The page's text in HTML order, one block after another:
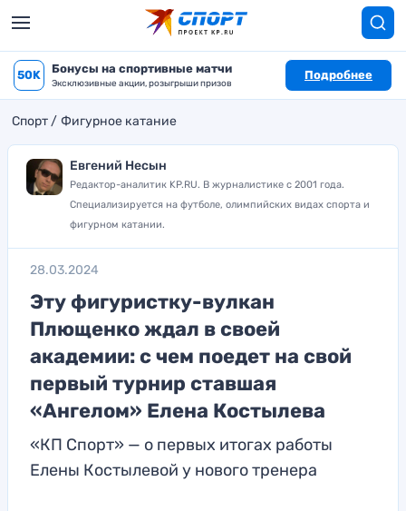
50K Бонусы на спортивные матчи
Эксклюзивные акции, розыгрыши призов
Подробнее
Спорт Фигурное катание
Евгений Несын
Редактор-аналитик KP.RU. В журналистике с 2001 года.
Специализируется на футболе, олимпийских видах спорта и
фигурном катании.
28.03.2024
Эту фигуристку-вулкан
Плющенко ждал в своей
академии: с чем поедет на свой
первый турнир ставшая
«Ангелом» Елена Костылева
«КП Спорт» — о первых итогах работы
Елены Костылевой у нового тренера